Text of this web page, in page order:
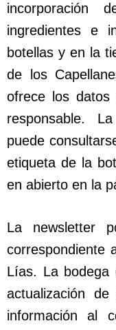
incorporación
ingredientes e
botellas y en la
de los
ofrece los datos
responsable.
puede
etiqueta de la
en abierto en la
La newsletter
correspondiente
Lías. La bodega
actualización
información al